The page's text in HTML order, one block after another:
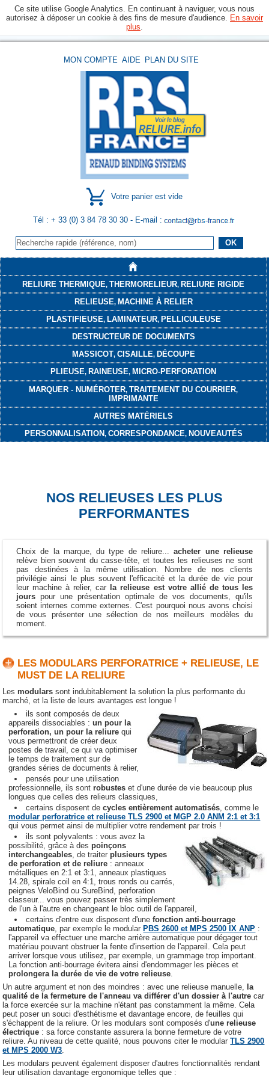
Ce site utilise Google Analytics. En continuant à naviguer, vous nous
autorisez à déposer un cookie à des fins de mesure d'audience. En savoir
plus
MON COMPTE AIDE PLAN DU SITE
Votre panier est vide
Tél : + 33 (0) 3 84 78 30 30 - E-mail :
RELIURE THERMIQUE,THERMORELIEUR, RELIURE RIGIDE
RELIEUSE, MACHINE À RELIER
PLASTIFIEUSE, LAMINATEUR, PELLICULEUSE
DESTRUCTEUR DE DOCUMENTS
MASSICOT, CISAILLE, DÉCOUPE
PLIEUSE, RAINEUSE, MICRO-PERFORATION
MARQUER - NUMÉROTER,TRAITEMENT DU COURRIER,
IMPRIMANTE
AUTRES MATÉRIELS
PERSONNALISATION, CORRESPONDANCE, NOUVEAUTÉS
NOS RELIEUSES LES PLUS
PERFORMANTES
Choix de la marque, du type de reliure...acheter une relieuse
relève bien souvent du casse-tête, et toutes les relieuses ne sont
pas destinées à la même utilisation. Nombre de nos clients
privilégie ainsi le plus souvent l'efficacité et la durée de vie pour
leur machine à relier, car
la relieuse est votre allié de tous les
jours pour une présentation optimale de vos documents, qu'ils
soient internes comme externes. C'est pourquoi nous avons choisi
de vous présenter une sélection de nos meilleurs modèles du
moment.
LES MODULARS PERFORATRICE + RELIEUSE, LE
MUST DE LA RELIURE
Lesmodulars sont indubitablement la solution la plus performante du
marché, et la liste de leurs avantages est longue !
ils sont composés de deux
appareils dissociables :un pour la
perforation, un pour la reliure qui
vous permettront de créer deux
postes de travail, ce qui va optimiser
le temps de traitement sur de
grandes séries de documents à relier,
pensés pour une utilisation
professionnelle, ils sontrobustes et d'une durée de vie beaucoup plus
longues que celles des relieurs classiques,
certains disposent de cycles entièrement automatisés, comme le
modular perforatrice et relieuse TLS 2900 et MGP 2.0 ANM 2:1 et 3:1
qui vous permet ainsi de multiplier votre rendement par trois !
ils sont polyvalents : vous avez la
possibilité, grâce à despoinçons
interchangeables, de traiterplusieurs types
de perforation et de reliure : anneaux
métalliques en 2:1 et 3:1, anneaux plastiques
14.28, spirale coil en 4:1, trous ronds ou carrés,
peignes VeloBind ou SureBind, perforation
classeur... vous pouvez passer très simplement
de l'un à l'autre en changeant le bloc outil de l'appareil,
certains d'entre eux disposent d'une fonction anti-bourrage
automatique, par exemple le modular PBS 2600 et MPS 2500 IX ANP :
l'appareil va effectuer une marche arrière automatique pour dégager tout
matériau pouvant obstruer la fente d'insertion de l'appareil. Cela peut
arriver lorsque vous utilisez, par exemple, un grammage trop important.
La fonction anti-bourrage évitera ainsi d'endommager les pièces et
prolongera la durée de vie de votre relieuse.
Un autre argument et non des moindres : avec une relieuse manuelle, la
qualité de la fermeture de l'anneau va différer d'un dossier à l'autre car
la force exercée sur la machine n'étant pas constamment la même. Cela
peut poser un souci d'esthétisme et davantage encore, de feuilles qui
s'échappent de la reliure. Or les modulars sont composés d'une relieuse
électrique : sa force constante assurera la bonne fermeture de votre
reliure. Au niveau de cette qualité, nous pouvons citer le modularTLS 2900
et MPS 2000 W3.
Les modulars peuvent également disposer d'autres fonctionnalités rendant
leur utilisation davantage ergonomique telles que :